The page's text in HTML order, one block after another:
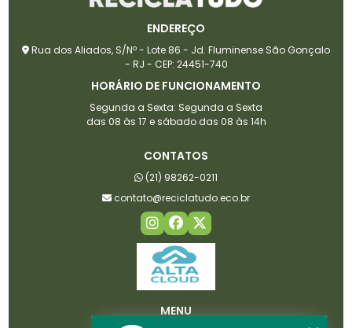
ENDEREÇO
Rua dos Aliados, S/Nº - Lote 86 - Jd. Fluminense São Gonçalo
- RJ - CEP: 24451-740
HORÁRIO DE FUNCIONAMENTO
Segunda a Sexta: Segunda a Sexta
das 08 às 17 e sábado das 08 às 14h
CONTATOS
(21) 98262-0211
contato@reciclatudo.eco.br
MENU